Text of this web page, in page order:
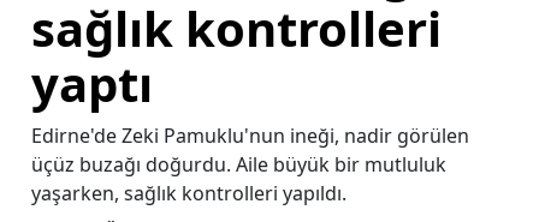
sağlık kontrolleri
yaptı
Edirne'de Zeki Pamuklu'nun ineği, nadir görülen
üçüz buzağı doğurdu. Aile büyük bir mutluluk
yaşarken, sağlık kontrolleri yapıldı.